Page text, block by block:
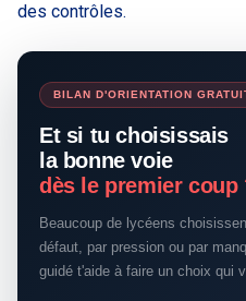
des contrôles.
BILAN D'ORIENTATION
Et si tu choisissais
la bonne voie
dès le premier coup
Beaucoup de lycéens
défaut, par pression ou par
guidé t'aide à faire un choix qui